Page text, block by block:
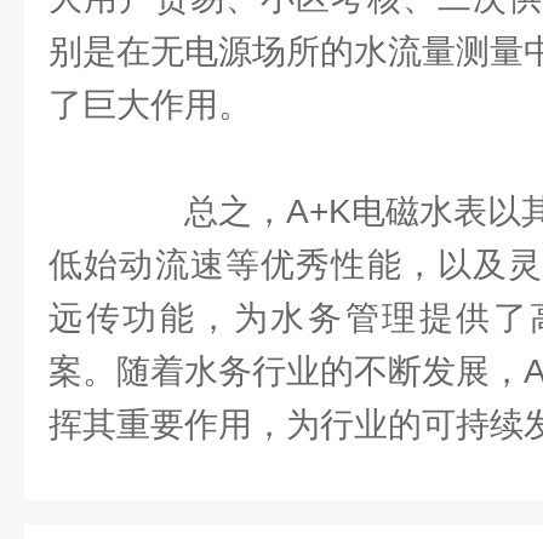
别是在无电源场所的水流量测量
了巨大作用。
总之，A+K电磁水表以
低始动流速等优秀性能，以及
远传功能，为水务管理提供了
案。随着水务行业的不断发展，
挥其重要作用，为行业的可持续